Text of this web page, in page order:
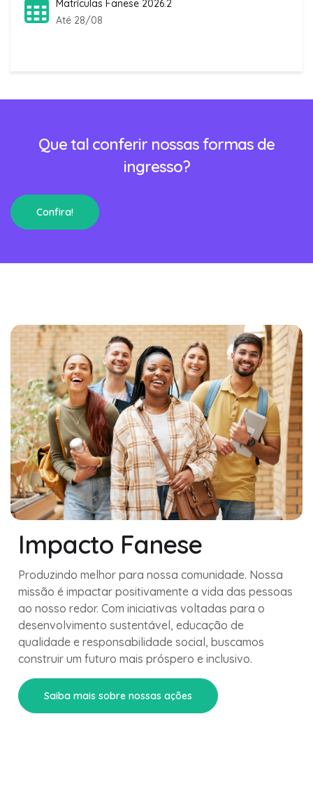
Matrículas Fanese 2026.2
Até 28/08
Que tal conferir nossas formas de
ingresso?
Confira!
Impacto Fanese
Produzindo melhor para nossa comunidade. Nossa
missão é impactar positivamente a vida das pessoas
ao nosso redor. Com iniciativas voltadas para o
desenvolvimento sustentável, educação de
qualidade e responsabilidade social, buscamos
construir um futuro mais próspero e inclusivo.
Saiba mais sobre nossas ações